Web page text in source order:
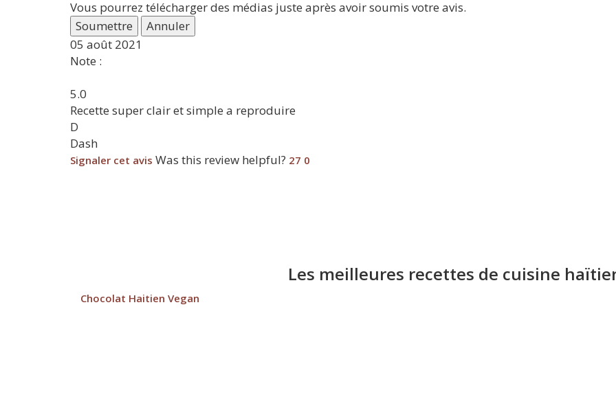
Vous pourrez télécharger des médias juste après avoir soumis votre avis.
Soumettre
Annuler
05 août 2021
Note :
5.0
Recette super clair et simple a reproduire
D
Dash
Signaler cet avis Was this review helpful? 27 0
Les meilleures recettes de cuisine
Chocolat Haitien Vegan